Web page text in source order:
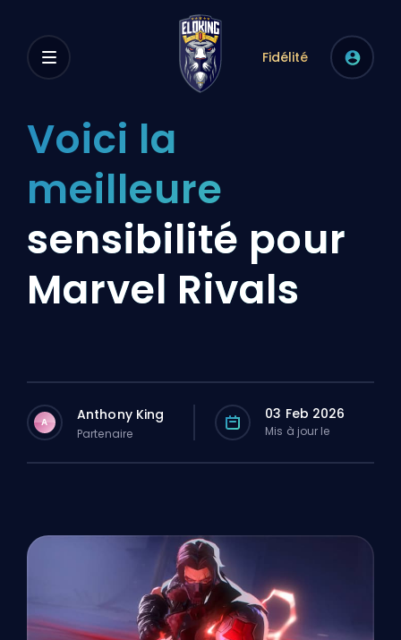
Fidélité
Voici la
meilleure
sensibilité pour
Marvel Rivals
A Anthony King
Partenaire
03 Feb 2026
Mis à jour le